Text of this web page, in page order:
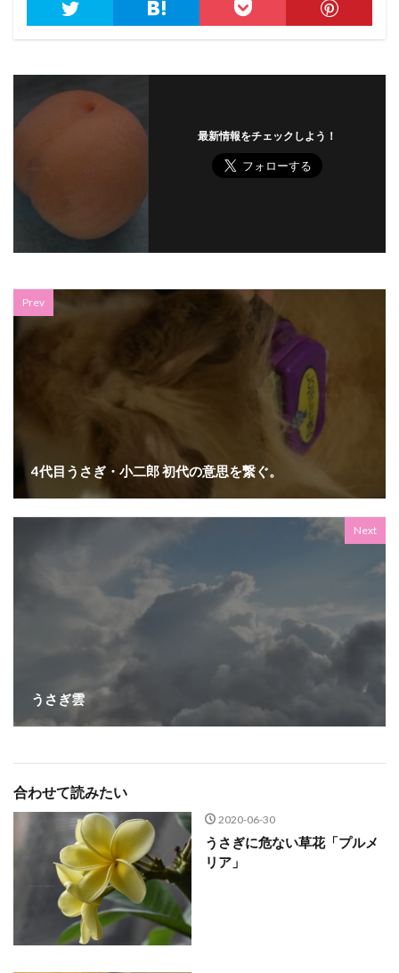
最新情報をチェックしよう！
Prev
4代目うさぎ・小二郎 初代の意思を繋ぐ。
Next
うさぎ雲
合わせて読みたい
2020-06-30
うさぎに危ない草花「プルメ
リア」